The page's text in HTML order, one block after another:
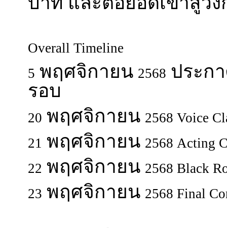
Overall Timeline
5 พฤศจิกายน 2568 ประก
รอบ
20 พฤศจิกายน 2568 Voice
21 พฤศจิกายน 2568 Acting
22 พฤศจิกายน 2568 Black
23 พฤศจิกายน 2568 Final